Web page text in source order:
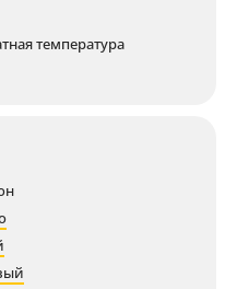
температура